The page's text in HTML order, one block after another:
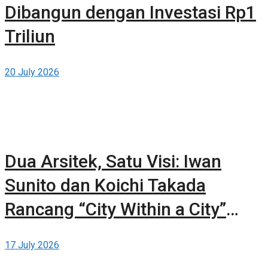
Dibangun dengan Investasi Rp1
Triliun
20 July 2026
Dua Arsitek, Satu Visi: Iwan
Sunito dan Koichi Takada
Rancang “City Within a City”
17 July 2026